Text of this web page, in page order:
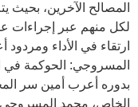
المصالح الآخرين، بحيث
لكل منهم عبر إجراءات
ارتقاء في الأداء ومردود
المسروجي: الحوكمة في
بدوره أعرب أمين سر
الخاص، محمد